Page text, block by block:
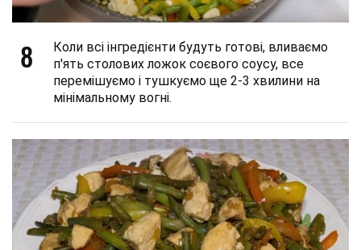
8
Коли всі інгредієнти будуть готові, вливаємо
п'ять столових ложок соєвого соусу, все
перемішуємо і тушкуємо ще 2-3 хвилини на
мінімальному вогні.